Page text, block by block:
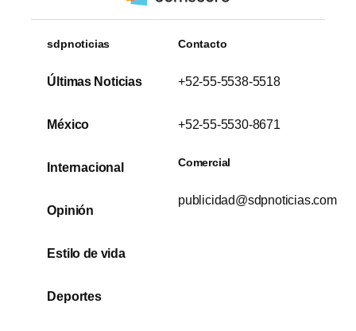
sdpnoticias
Últimas Noticias
México
Internacional
Opinión
Estilo de vida
Deportes
Contacto
+52-55-5538-5518
+52-55-5530-8671
Comercial
publicidad@sdpnoticias.com